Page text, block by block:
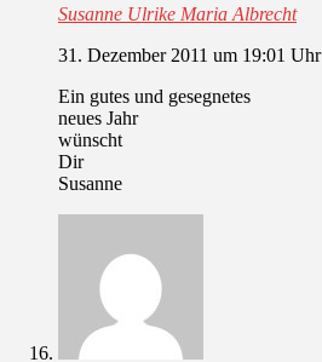
Susanne Ulrike Maria Albrecht
31. Dezember 2011 um 19:01 Uhr
Ein gutes und gesegnetes
neues Jahr
wünscht
Dir
Susanne